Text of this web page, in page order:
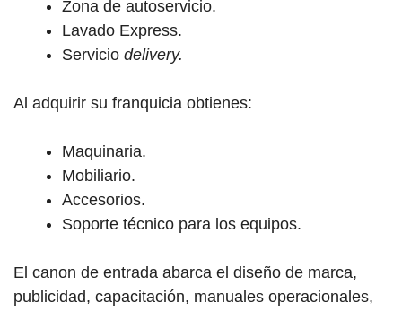
Zona de autoservicio.
Lavado Express.
Servicio delivery.
Al adquirir su franquicia obtienes:
Maquinaria.
Mobiliario.
Accesorios.
Soporte técnico para los equipos.
El canon de entrada abarca el diseño de marca,
publicidad, capacitación, manuales operacionales,